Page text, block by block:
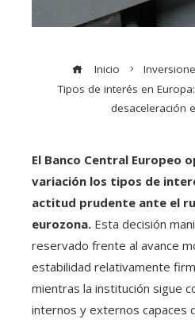
Inicio
Tipos de interés en
desaceleración
El Banco Central Europeo
variación los tipos de
actitud prudente ante el
eurozona. Esta decisión
reservado frente al avance
estabilidad relativamente
mientras la institución sigue
internos y externos capaces